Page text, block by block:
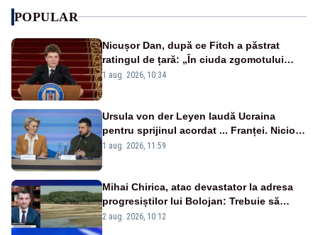
POPULAR
Nicușor Dan, după ce Fitch a păstrat
ratingul de țară: „În ciuda zgomotului
politic, România funcționează”
1 aug. 2026, 10:34
Ursula von der Leyen laudă Ucraina
pentru sprijinul acordat ... Franței. Nicio
reacție privind ajutorul energetic promis
1 aug. 2026, 11:59
Mihai Chirica, atac devastator la adresa
progresiștilor lui Bolojan: Trebuie să
protejăm și natura, dar nu șținem omaneii
2 aug. 2026, 10:12